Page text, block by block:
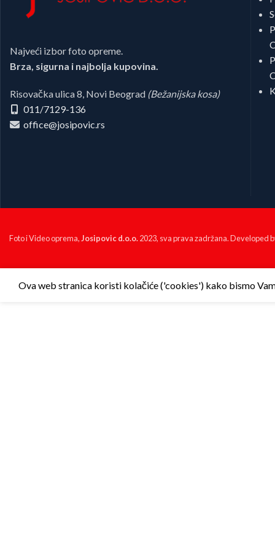
Najveći izbor foto opreme.
Brza, sigurna i najbolja kupovina.
Risovačka ulica 8, Novi Beograd (Bežanijska kosa)
011/7129-136
office@josipovic.rs
Foto i Video oprema,Josipovic d.o.o.2023, sva prava zadržana. Developed
Ova web stranica koristi kolačiće ('cookies') kako bismo